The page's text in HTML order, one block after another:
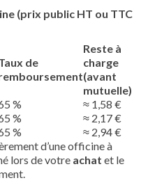
(prix public HT ou TTC
de
Reste à
charge
(avant
mutuelle)
%
≈ 1,58 €
%
≈ 2,17 €
%
≈ 2,94 €
d’une officine à
lors de votre achat et le